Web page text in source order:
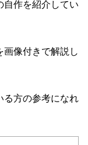
自作を紹介してい
画像付きで解説し
る方の参考になれ